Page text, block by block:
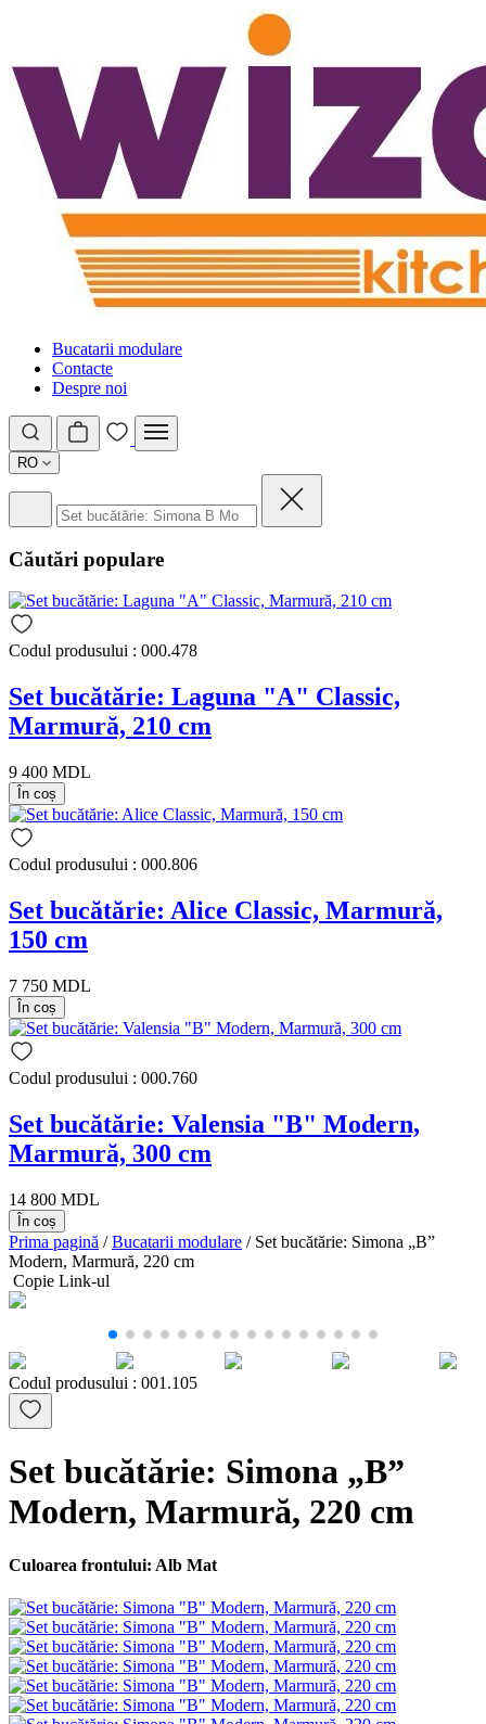
Bucatarii modulare
Contacte
Despre noi
RO
Căutări populare
Codul produsului : 000.478
Set bucătărie: Laguna "A" Classic,
Marmură, 210 cm
9 400 MDL
În coș
Codul produsului : 000.806
Set bucătărie: Alice Classic, Marmură,
150 cm
7 750 MDL
În coș
Codul produsului : 000.760
Set bucătărie: Valensia "B" Modern,
Marmură, 300 cm
14 800 MDL
În coș
Prima pagină /Bucatarii modulare / Set bucătărie: Simona „B”
Modern, Marmură, 220 cm
Copie Link-ul
Codul produsului : 001.105
Set bucătărie: Simona „B”
Modern, Marmură, 220 cm
Culoarea frontului: Alb Mat